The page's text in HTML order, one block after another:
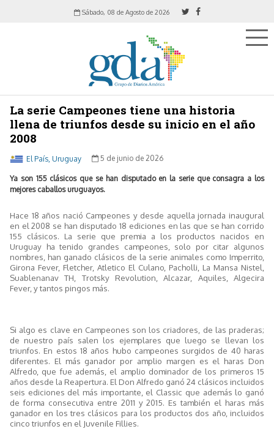
Sábado, 08 de Agosto de 2026
La serie Campeones tiene una historia
llena de triunfos desde su inicio en el año
2008
El País, Uruguay 5 de junio de 2026
Ya son 155 clásicos que se han disputado en la serie que consagra a los
mejores caballos uruguayos.
Hace 18 años nació Campeones y desde aquella jornada inaugural
en el 2008 se han disputado 18 ediciones en las que se han corrido
155 clásicos. La serie que premia a los productos nacidos en
Uruguay ha tenido grandes campeones, solo por citar algunos
nombres, han ganado clásicos de la serie animales como Imperrito,
Girona Fever, Fletcher, Atletico El Culano, Pacholli, La Mansa Nistel,
Suablenanav TH, Trotsky Revolution, Alcazar, Aquiles, Algecira
Fever, y tantos pingos más.
Si algo es clave en Campeones son los criadores, de las praderas;
de nuestro país salen los ejemplares que luego se llevan los
triunfos. En estos 18 años hubo campeones surgidos de 40 haras
diferentes. El más ganador por amplio margen es el haras Don
Alfredo, que fue además, el amplio dominador de los primeros 15
años desde la Reapertura. El Don Alfredo ganó 24 clásicos incluidos
seis ediciones del más importante, el Classic que además lo ganó
de forma consecutiva entre 2011 y 2015. Es también el haras más
ganador en los tres clásicos para los productos dos año, incluidos
cinco triunfos en el Juvenile Fillies.